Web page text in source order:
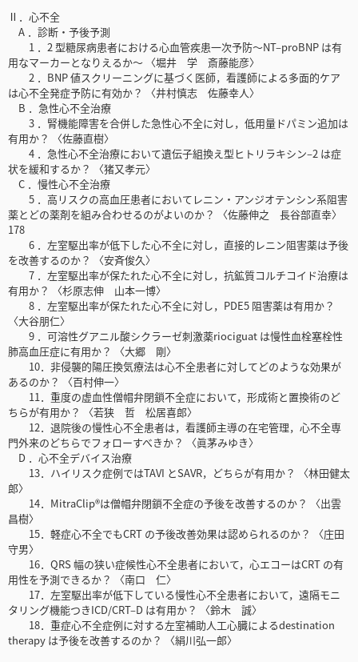
Ⅱ．心不全
A ．診断・予後予測
1 ．2 型糖尿病患者における心血管疾患一次予防～NT‒proBNP は有
用なマーカーとなりえるか～ 〈堀井 学 斎藤能彦〉
2 ．BNP 値スクリーニングに基づく医師，看護師による多面的ケア
は心不全発症予防に有効か？ 〈井村慎志 佐藤幸人〉
B ．急性心不全治療
3 ．腎機能障害を合併した急性心不全に対し，低用量ドパミン追加は
有用か？ 〈佐藤直樹〉
4 ．急性心不全治療において遺伝子組換え型ヒトリラキシン‒2 は症
状を緩和するか？ 〈猪又孝元〉
C ．慢性心不全治療
5 ．高リスクの高血圧患者においてレニン・アンジオテンシン系阻害
薬とどの薬剤を組み合わせるのがよいのか？ 〈佐藤伸之 長谷部直幸〉
178
6 ．左室駆出率が低下した心不全に対し，直接的レニン阻害薬は予後
を改善するのか？ 〈安斉俊久〉
7 ．左室駆出率が保たれた心不全に対し，抗鉱質コルチコイド治療は
有用か？ 〈杉原志伸 山本一博〉
8 ．左室駆出率が保たれた心不全に対し，PDE5 阻害薬は有用か？
〈大谷朋仁〉
9 ．可溶性グアニル酸シクラーゼ刺激薬riociguat は慢性血栓塞栓性
肺高血圧症に有用か？ 〈大郷 剛〉
10．非侵襲的陽圧換気療法は心不全患者に対してどのような効果が
あるのか？ 〈百村伸一〉
11．重度の虚血性僧帽弁閉鎖不全症において，形成術と置換術のど
ちらが有用か？ 〈若狭 哲 松居喜郎〉
12．退院後の慢性心不全患者は，看護師主導の在宅管理，心不全専
門外来のどちらでフォローすべきか？ 〈眞茅みゆき〉
D ．心不全デバイス治療
13．ハイリスク症例ではTAVI とSAVR，どちらが有用か？ 〈林田健太
郎〉
14．MitraClip®は僧帽弁閉鎖不全症の予後を改善するのか？ 〈出雲
昌樹〉
15．軽症心不全でもCRT の予後改善効果は認められるのか？ 〈庄田
守男〉
16．QRS 幅の狭い症候性心不全患者において，心エコーはCRT の有
用性を予測できるか？ 〈南口 仁〉
17．左室駆出率が低下している慢性心不全患者において，遠隔モニ
タリング機能つきICD/CRT‒D は有用か？ 〈鈴木 誠〉
18．重症心不全症例に対する左室補助人工心臓によるdestination
therapy は予後を改善するのか？ 〈絹川弘一郎〉